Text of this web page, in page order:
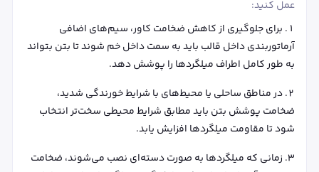
عمل کنید:
برای جلوگیری از کاهش ضخامت کاور، سیم‌های اضافی
آرماتوربندی داخل قالب باید به سمت داخل خم شوند تا بتن بتواند
به طور کامل اطراف میلگردها را پوشش دهد.
در مناطق ساحلی یا محیط‌های با شرایط خورندگی شدید،
ضخامت پوشش بتن باید مطابق شرایط محیطی سخت‌تر انتخاب
شود تا مقاومت میلگردها افزایش یابد.
زمانی که میلگردها به صورت دسته‌ای نصب می‌شوند، ضخامت